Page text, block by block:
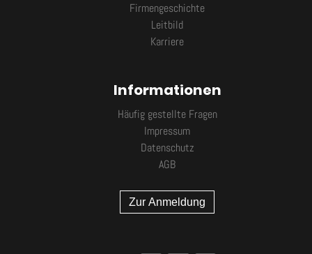
Firmengeschichte
Leitbild
Karriere
Informationen
Häufig gestellte Fragen
Impressum
Datenschutz
AGB
Zur Anmeldung